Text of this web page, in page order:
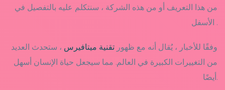
من هذا التعريف أو من هذه الشركة ، سنتكلم عليه بالتفصيل في
الأسفل .
وفقًا للأخبار ، يُقال أنه مع ظهور تقنية ميتافيرس ، ستحدث العديد
من التغييرات الكبيرة في العالم. مما سيجعل حياة الإنسان أسهل
أيضًا.